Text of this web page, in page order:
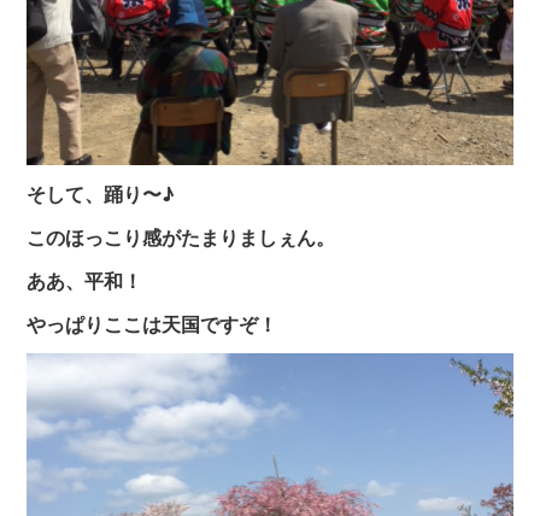
そして、踊り〜♪
このほっこり感がたまりましぇん。
ああ、平和！
やっぱりここは天国ですぞ！